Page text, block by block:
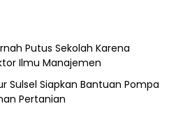
Putus Sekolah Karena
Ilmu Manajemen
Sulsel Siapkan Bantuan Pompa
Pertanian